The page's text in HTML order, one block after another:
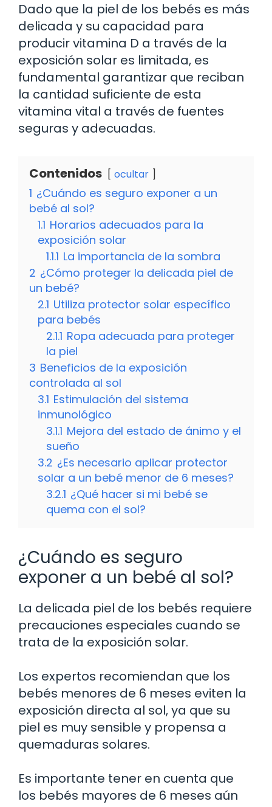
Dado que la piel de los bebés es más
delicada y su capacidad para
producir vitamina D a través de la
exposición solar es limitada, es
fundamental garantizar que reciban
la cantidad suficiente de esta
vitamina vital a través de fuentes
seguras y adecuadas.
Contenidos ocultar
1 ¿Cuándo es seguro exponer a un
bebé al sol?
1.1 Horarios adecuados para la
exposición solar
1.1.1 La importancia de la sombra
2 ¿Cómo proteger la delicada piel de
un bebé?
2.1 Utiliza protector solar específico
para bebés
2.1.1 Ropa adecuada para proteger
la piel
3 Beneficios de la exposición
controlada al sol
3.1 Estimulación del sistema
inmunológico
3.1.1 Mejora del estado de ánimo y el
sueño
3.2 ¿Es necesario aplicar protector
solar a un bebé menor de 6 meses?
3.2.1 ¿Qué hacer si mi bebé se
quema con el sol?
¿Cuándo es seguro
exponer a un bebé al sol?
La delicada piel de los bebés requiere
precauciones especiales cuando se
trata de la exposición solar.
Los expertos recomiendan que los
bebés menores de 6 meses eviten la
exposición directa al sol, ya que su
piel es muy sensible y propensa a
quemaduras solares.
Es importante tener en cuenta que
los bebés mayores de 6 meses aún